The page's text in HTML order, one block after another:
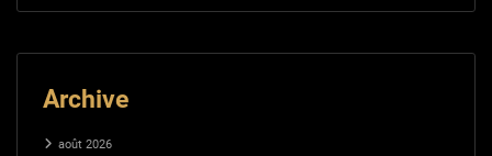
Archive
août 2026